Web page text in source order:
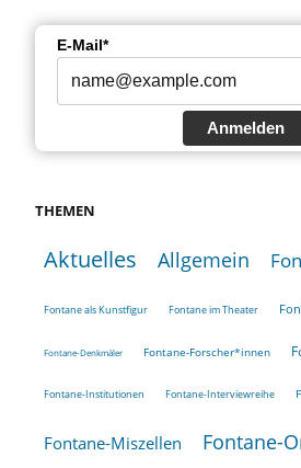
E-Mail*
Anmelden
THEMEN
Aktuelles Allgemein
Fontane als Kunstfigur Fontane im Theater
Fontane-Denkmäler Fontane-Forscher*innen
Fontane-Institutionen Fontane-Interviewreihe
Fontane-Miszellen Fontane-